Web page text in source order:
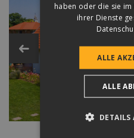
Zubehör aus Beton
Zubehör aus
Technische Daten
haben oder die sie im
ihrer Dienste
ALLE
ALLE
DETAILS